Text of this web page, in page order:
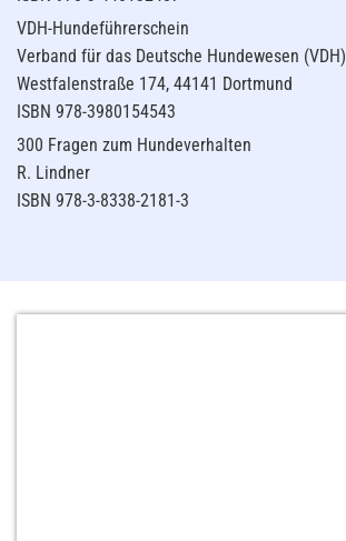
VDH-Hundeführerschein
Verband für das Deutsche Hundewesen (VDH)
Westfalenstraße 174, 44141 Dortmund
ISBN 978-3980154543
300 Fragen zum Hundeverhalten
R. Lindner
ISBN 978-3-8338-2181-3